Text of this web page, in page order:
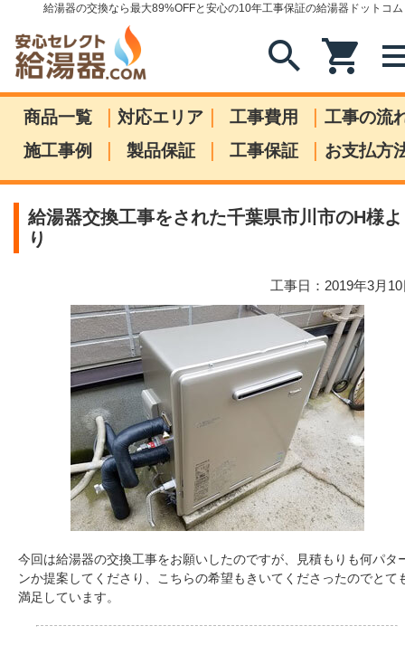
給湯器の交換なら最大89%OFFと安心の10年工事保証の給湯器ドットコム
search shopping_cart
商品一覧 | 対応エリア | 工事費用 | 工事の流
施工事例
| 製品保証 | 工事保証 | お支払方
給湯器交換工事をされた千葉県市川市のH様よ
り
工事日：2019年3月
今回は給湯器の交換工事をお願いしたのですが、見積もりも何パタ
ンか提案してくださり、こちらの希望もきいてくださったのでとて
満足しています。